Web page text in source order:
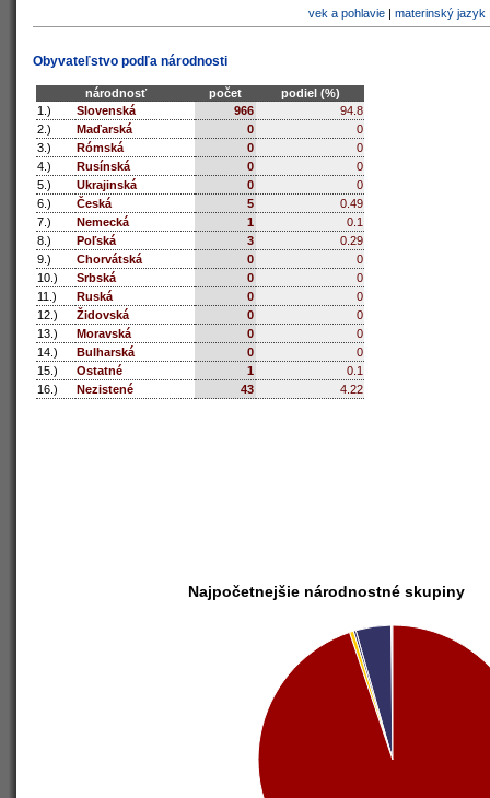
vek a pohlavie| materinský jazyk
Obyvateľstvo podľa národnosti
národnosť počet
podiel (%)
1.)
Slovenská 966
94.8
2.)
Maďarská 0
0
3.)
Rómská 0
0
4.)
Rusínská 0
0
5.)
Ukrajinská 0
0
6.)
Česká 5
0.49
7.)
Nemecká 1
0.1
8.)
Poľská 3
0.29
9.)
Chorvátská 0
0
10.)
Srbská 0
0
11.)
Ruská 0
0
12.)
Židovská 0
0
13.)
Moravská 0
0
14.)
Bulharská 0
0
15.)
Ostatné 1
0.1
16.)
Nezistené 43 4.22
Najpočetnejšie národnostné skupiny